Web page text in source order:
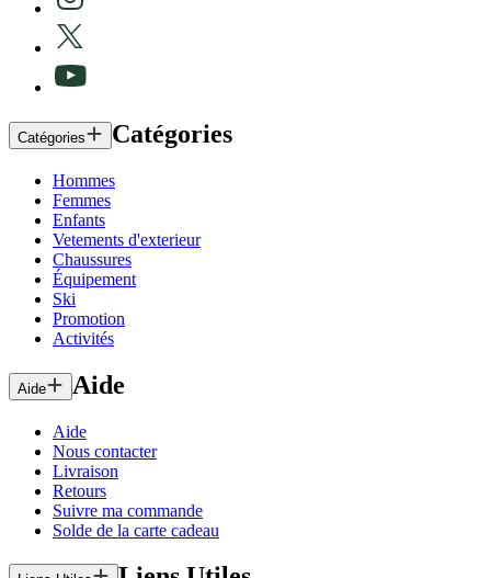
Catégories Catégories
Hommes
Femmes
Enfants
Vetements d'exterieur
Chaussures
Équipement
Ski
Promotion
Activités
Aide Aide
Aide
Nous contacter
Livraison
Retours
Suivre ma commande
Solde de la carte cadeau